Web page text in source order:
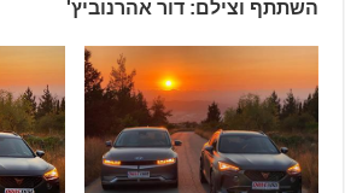
השתתף וצילם: דור אהרנוביץ'